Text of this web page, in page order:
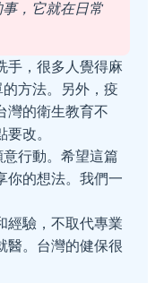
，它就在日常
手，很多人覺得麻
方法。另外，疫
灣的衛生教育不
改。
行動。希望這篇
你的想法。我們一
經驗，不取代專業
醫。台灣的健保很